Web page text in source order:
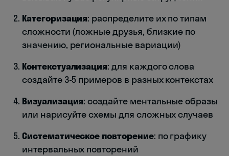
Категоризация: распределите их по типам
сложности (ложные друзья, близкие по
значению, региональные вариации)
Контекстуализация: для каждого слова
создайте 3-5 примеров в разных контекстах
Визуализация: создайте ментальные образы
или нарисуйте схемы для сложных случаев
Систематическое повторение: по графику
интервальных повторений